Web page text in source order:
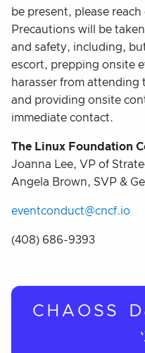
be present, please
Precautions will be
and safety, including,
escort, prepping onsite
harasser from attending
and providing onsite
immediate contact.
The Linux Foundation
Joanna Lee, VP of
Angela Brown, SVP &
eventconduct@cncf.io
(408) 686-9393
CHAOSS